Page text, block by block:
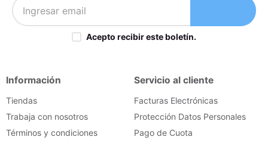
Acepto recibir este boletín.
Información
Tiendas
Trabaja con nosotros
Términos y condiciones
Servicio al cliente
Facturas Electrónicas
Protección Datos Personales
Pago de Cuota